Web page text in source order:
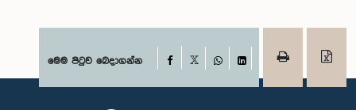
මෙම පිටුව බෙදාගන්න Facebook
WhatsAppLinkedIn